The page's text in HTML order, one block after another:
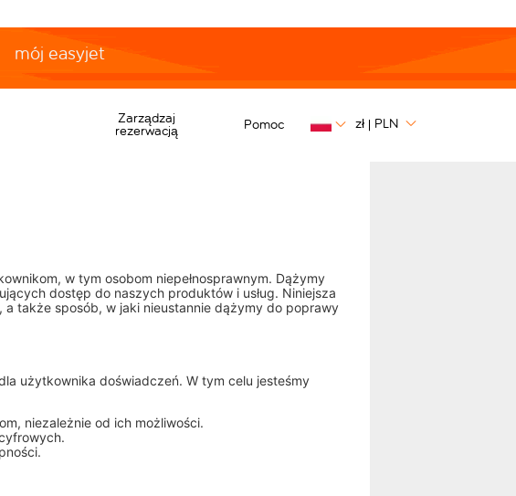
mój easyjet
Zarządzaj
rezerwacją
Pomoc zł | PLN
w tym osobom niepełnosprawnym. Dążymy
dostęp do naszych produktów i usług. Niniejsza
także sposób, w jaki nieustannie dążymy do poprawy
użytkownika doświadczeń. W tym celu jesteśmy
niezależnie od ich możliwości.